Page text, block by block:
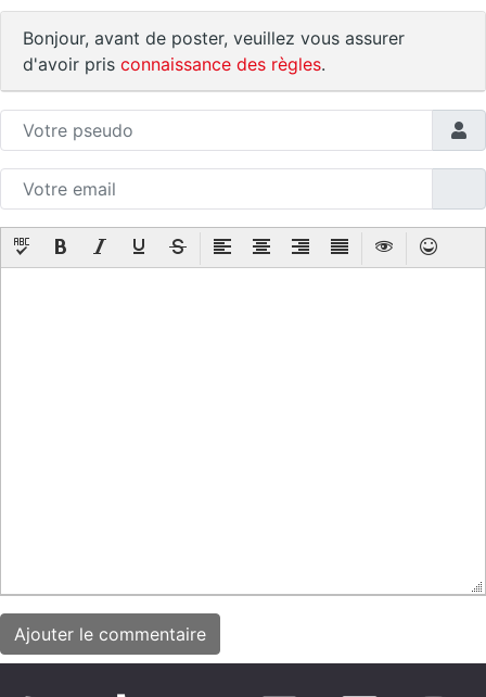
Bonjour, avant de poster, veuillez vous assurer
d'avoir pris connaissance des règles.